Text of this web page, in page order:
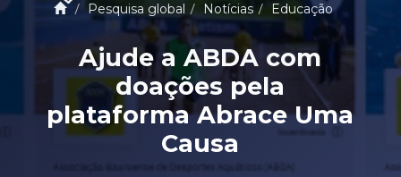
Pesquisa global Notícias Educação
Ajude a ABDA com
doações pela
plataforma Abrace Uma
Causa